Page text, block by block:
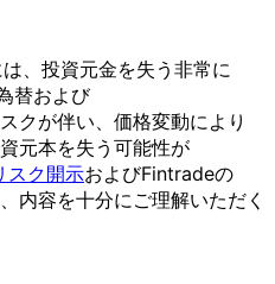
、 投資元金を失う 非常に
替および
クが伴い、 価格変動により
元本を失う 可能性が
スク開示およびFintradeの
内容を十分にご理解いただく